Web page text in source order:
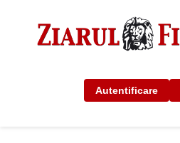
Autentificare